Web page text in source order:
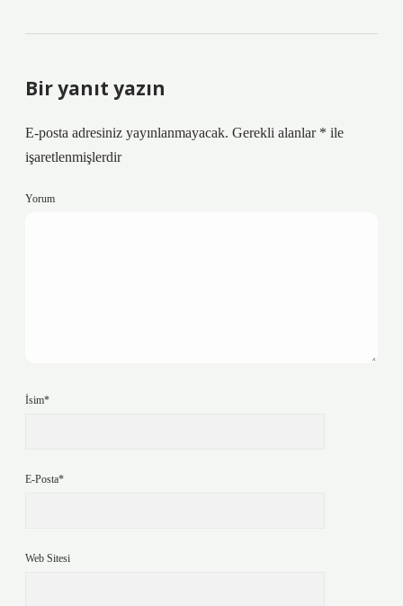
Bir yanıt yazın
E-posta adresiniz yayınlanmayacak. Gerekli alanlar * ile
işaretlenmişlerdir
Yorum
İsim*
E-Posta*
Web Sitesi